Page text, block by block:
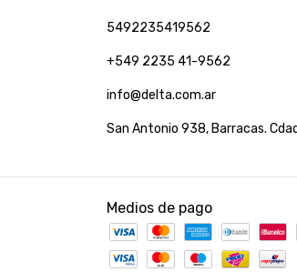
5492235419562
+549 2235 41-9562
info@delta.com.ar
San Antonio 938, Barracas.
Medios de pago